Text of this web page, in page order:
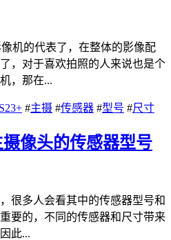
机的代表了，在整体的影像配
，对于喜欢拍照的人来说也是个
，那在...
#主摄 #传感器 #型号 #尺寸
像头的传感器型号
很多人会看其中的传感器型号和
要的，不同的传感器和尺寸带来
此...